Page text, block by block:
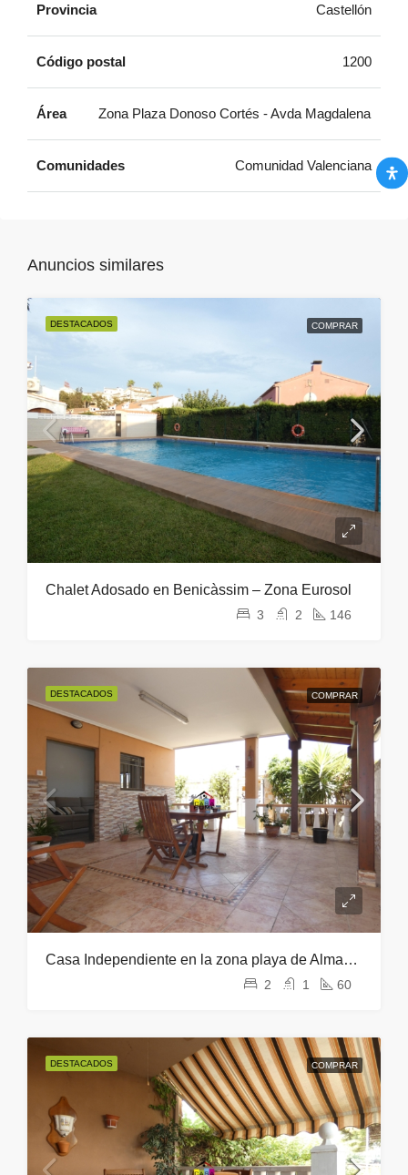
Provincia Castellón
Código postal 1200
Área Zona Plaza Donoso Cortés - Avda Magdalena
Comunidades Comunidad Valenciana
Anuncios similares
DESTACADOS COMPRAR
Chalet Adosado en Benicàssim – Zona Eurosol
3 2 146
DESTACADOS COMPRAR
Casa Independiente en la zona playa de Almazora
2 1 60
DESTACADOS COMPRAR